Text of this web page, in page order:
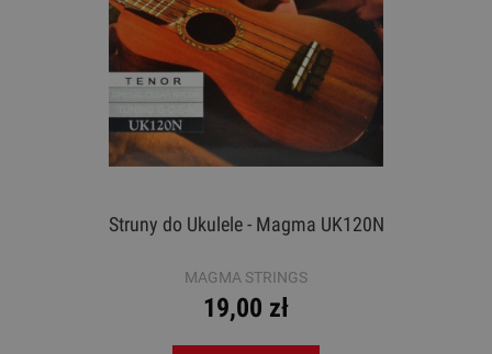
Struny do Ukulele - Magma UK120N
MAGMA STRINGS
19,00 zł